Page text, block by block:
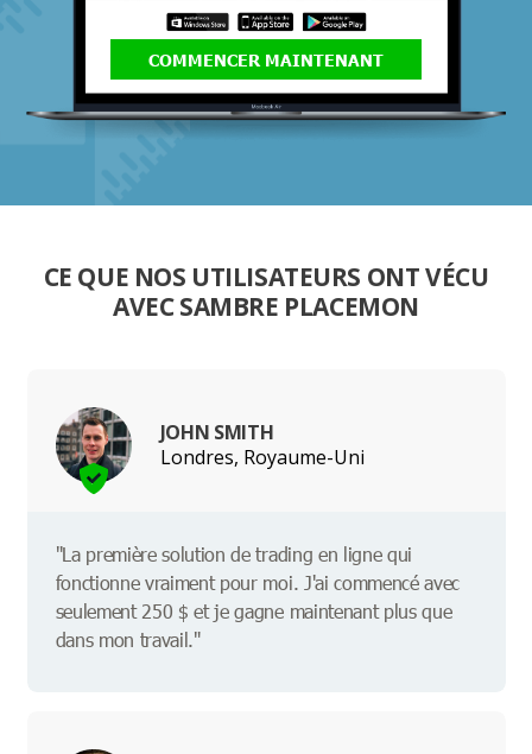
COMMENCER MAINTENANT
CE QUE NOS UTILISATEURS ONT VÉCU
AVEC SAMBRE PLACEMON
JOHN SMITH
Londres, Royaume-Uni
"La première solution de trading en ligne qui
fonctionne vraiment pour moi. J'ai commencé avec
seulement 250 $ et je gagne maintenant plus que
dans mon travail."